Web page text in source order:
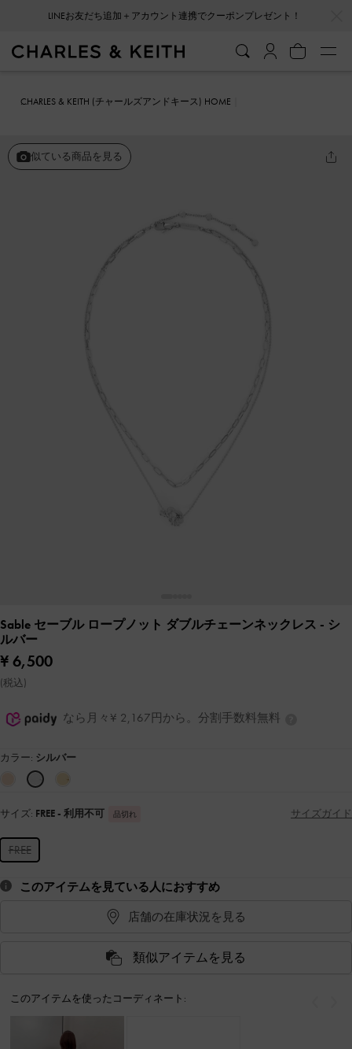
LINEお友だち追加＋アカウント連携でクーポンプレゼント！
CHARLES & KEITH (チャールズアンドキース) HOME
似ている商品を見る
Sable セーブル ロープノット ダブルチェーンネックレス - シ
ルバー
¥ 6,500
(税込)
なら月々¥ 2,167円から。分割手数料無料
カラー: シルバー
サイズ: FREE - 利用不可 品切れ サイズガイド
FREE
このアイテムを見ている人におすすめ
店舗の在庫状況を見る
類似アイテムを見る
このアイテムを使ったコーディネート: